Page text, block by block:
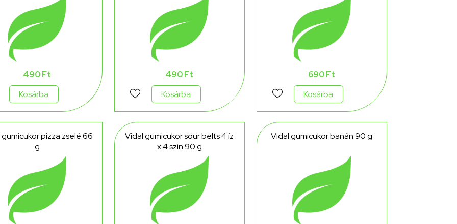
490 Ft
Kosárba
490 Ft
Kosárba
690 Ft
Kosárba
pizza zselé 66
g
Vidal gumicukor sour belts 4 íz
x 4 szín 90 g
Vidal gumicukor banán 90 g